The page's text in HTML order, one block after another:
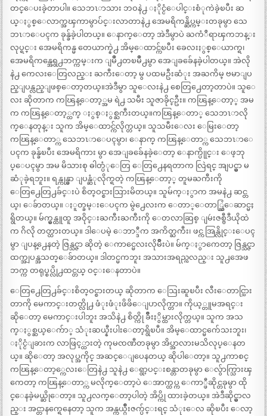
တင္ေပးခဲ့တာပါ။ သေဘၤာသား ဘဝနဲ႕ ႏိုင္ငံေပါင္းစံုကဲခဲ့ၿပီး ဆ
ယ္ႏွစ္ေလာက္အၾကာမွာပ်င္းလာတာနဲ႕ အေမရိကန္ဆိပ္ကမ္းတခုမွာ သေ
ဘၤာေပၚက ခုန္ခ်ခဲ့ပါတယ္။ ေနာက္ေတာ့ အဲဒီမွာပဲ ႀကံဳရာၾကဘန္း
လုပ္ရင္း အေမရိကန္မ တေယာက္နဲ႕ အိမ္ေထာင္က်ၿပီး ခေလးႏွစ္ေယာက္ရ၊
အေမရိကန္အေရွ႕ဘက္ကမ္းက ျမိဳ႕တၿမိဳ႕မွာ အေျခခ်ေနခဲ့ပါတယ္။ အဲလို
နဲ႕ ကေလးေတြလည္း ႀကီးေတာ့ မွ ပထမဦးဆံုး အႀကိမ္ ဗမာျပ
ည္ျပန္လည္ျဖစ္ေတာ့တယ္။အဲဒီမွာ သူေလးနဲ႕ စေတြ႕ေတာ့တာပဲ။ သူေ
လး ဆိုတာက ကၽြန္ေတာ့္အမ ရဲ႕ သမီး သူဇာခိုင္ဦး။ ကၽြန္ေတာ့္ အမ
က ကၽြန္ေတာ့္ထက္ ႏွစ္ႏွစ္ႀကီးတယ္။ကၽြန္ေတာ္ သေဘၤာလို
က္ေနတုန္း သူက အိမ္ေထာင္က်လိုက္တယ္။ သူသမီးေလး ေမြးေတာ့
ကၽြန္ေတာ္က သေဘၤာေပၚမွာ၊ ေနာက္ ကၽြန္ေတာ္က သေဘၤာေ
ပၚက ခုန္ခ်ၿပီး အေမရိကား မွာ အေျခခ်ေနခဲ့ေတာ့ ေနာက္ပိုုင္း ေဖ့ဘု
ပ္ေပၚမွာ အမ မိသားစု ဓါတ္ပံုေတြ ေတြ႕ေနရတာက လြဲရင္ အျပင္မွာ မ
ဆံုခဲ့ရဘူး။ ရန္ကုန္မွာ ျပန္ဆံုလိုက္ရတဲ့ ကၽြန္ေတာ့္ တူမႀကီးကို
ေတြ႕ေတြ႕ခ်င္းပဲ စိတ္ဝင္စားသြားမိတယ္။ သူမ်က္ႏွာက အမနဲ႕ ဆင္တ
ယ္၊ ေခ်ာတယ္။ ႏူတ္ခမ္းေပၚက မွဲ႕ေလးက ေတာ္ေတာ္ဆြဲေဆာင္မႈ
ရွိတယ္။ မ်က္မွန္ထူထူ အဝိုင္းႀကီးႀကီးကို ေတလာဆြစ္ ျမဴးဇစ္ဗီဒီယိုထဲ
က ဂိလို တတ္ထားတယ္။ ဒါေပမဲ့ ေဘာ္ဒီက အကိတ္ႀကီး၊ ဖင္က အြန္လိုင္းေပၚ
မွာ ျပန္႕ေနတဲ့ ဇြန္သင္ဇာ ဆိုတဲ့ ေကာင္မေလးလိုမ်ိဳးပဲ။ မ်က္ႏွာကေတာ့ ဇြန္သင္ဇာ
ထက္အျပန္အသတ္ေခ်ာတယ္။ ဒါတင္မကဘူး အသားအရည္ကလည္း သူ႕အေဖ
ဘက္က တရုပ္စပ္လို႕ထင္တယ္ ဝင္းေနတာပဲ။
ေတြ႕ေတြ႕ခ်င္းစိတ္ဝင္စားတယ္ ဆိုတာက ေသြးဆူၿပီး လီးေတာင္သြား
တာကို မေကာင္းတတ္လို႕ ဖံုးဖံုးဖိဖိေျပာလိုက္တာ။ ကိုယ့္တူမအရင္း
ဆိုေတာ့ မေကာင္းပါဘူး အသိနဲ႕ စိတ္ကို ခ်ိဳးႏွိမ္ထားလိုက္တယ္။ သူက အသ
က္ႏွစ္ဆယ္ေက်ာ္ သံုးဆယ္နီးပါးေတာ့ရွိၿပီ။ အိမ္ေထာင္မက်ေသးဘူး၊
ႏိုင္ငံျခားက လာဖြင့္ထားတဲ့ ကုမၸဏီတခုမွာ အိပ္အာလားမသိလုပ္ေနတ
ယ္။ ဆိုေတာ့ အလုပ္အကိုင္ အဆင္ေျပေနတယ္ ဆိုပါေတာ့။ သူ႕ကာစင္
ကၽြန္ေတာ့္ကေလးေတြနဲ႕ သူနဲ႕ ေရွာ့ပင္းစန္တာတခုမွာ ေလွ်ာက္သြားၾ
ကေတာ့ ကၽြန္ေတာ္က မလိုက္ေတာ့ပဲ ေအာက္ထပ္က ေကာ္ဖီဆိုင္တခုမွာ ထို
င္ေနခဲ့မယ္ဆိုေတာ့။ သူ႕လက္ေတာ့ပါတဲ့ အိပ္ကို ထားခဲ့တယ္။ အဲဒီဆိုင္မွာလ
ည္း အင္တာနက္ရေနေတာ့ သူက အန္ကယ္ဂ်ိဳးဇက္ပ်င္းရင္ သံုးေလ ဆိုၿပီး ေလာ့